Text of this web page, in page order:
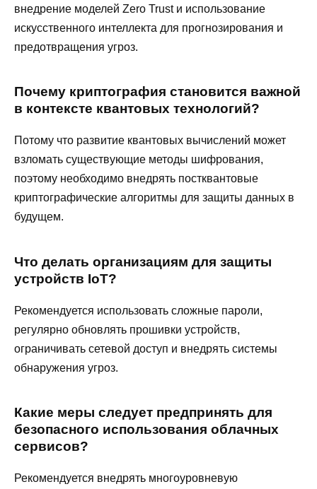
внедрение моделей Zero Trust и использование
искусственного интеллекта для прогнозирования и
предотвращения угроз.
Почему криптография становится важной
в контексте квантовых технологий?
Потому что развитие квантовых вычислений может
взломать существующие методы шифрования,
поэтому необходимо внедрять постквантовые
криптографические алгоритмы для защиты данных в
будущем.
Что делать организациям для защиты
устройств IoT?
Рекомендуется использовать сложные пароли,
регулярно обновлять прошивки устройств,
ограничивать сетевой доступ и внедрять системы
обнаружения угроз.
Какие меры следует предпринять для
безопасного использования облачных
сервисов?
Рекомендуется внедрять многоуровневую